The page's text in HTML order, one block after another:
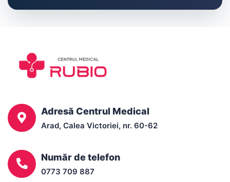
Adresă Centrul Medical
Arad, Calea Victoriei, nr. 60-62
Număr de telefon
0773 709 887